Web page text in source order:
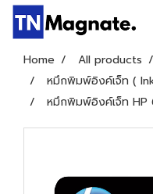
Home All products
หมึกพิมพ์อิงค์เจ็ท (
หมึกพิมพ์อิงค์เจ็ท HP